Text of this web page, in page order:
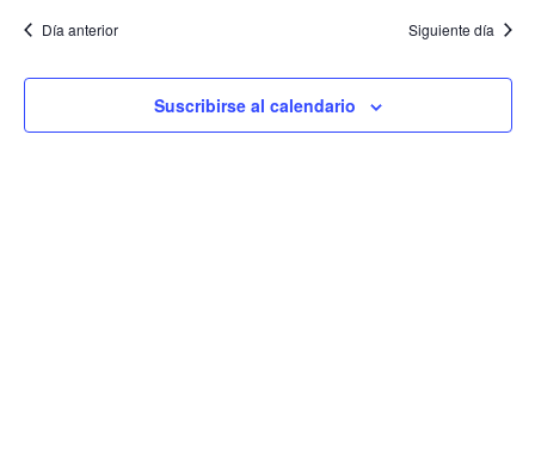
vistas
Eventos
de
Día anterior Siguiente día
Suscribirse al calendario